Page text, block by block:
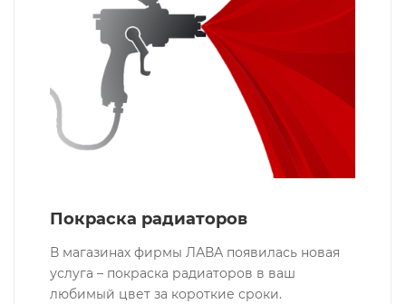
Покраска радиаторов
В магазинах фирмы ЛАВА появилась новая
услуга – покраска радиаторов в ваш
любимый цвет за короткие сроки.